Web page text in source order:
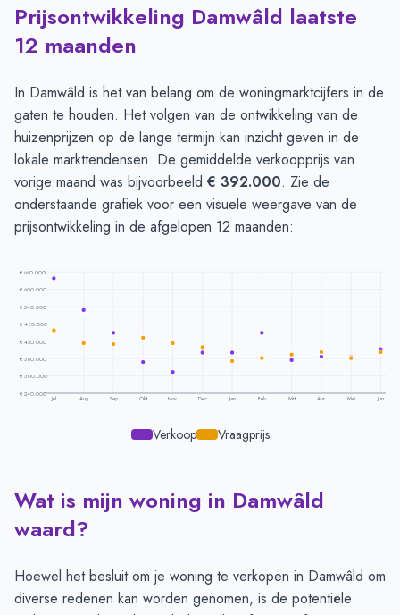
Huizenprijzen in Damwald per m2-Afgelopen 3 maanden (per
Type
Vraagprijs in euro's
Verkoopprijs in euro's
€ 4.215
Prijsontwikkeling Damwâld laatste
12 maanden
In Damwâld is het van belang om de woningmarktcijfers in de
gaten te houden. Het volgen van de ontwikkeling van de
huizenprijzen op de lange termijn kan inzicht geven in de
lokale markttendensen. De gemiddelde verkoopprijs van
vorige maand was bijvoorbeeld € 392.000. Zie de
onderstaande grafiek voor een visuele weergave van de
prijsontwikkeling in de afgelopen 12 maanden:
€ 660.000
€ 600.000
€ 540.000
€ 480.000
€ 420.000
€ 360.000
€ 300.000
€ 240.000
Jul Aug Sep Okt Nov Dec Jan Feb Mrt Apr Mei Jun
Verkoop Vraagprijs
Prijsontwikkeling per maand -Damwald
Vraagprijs
Verkoopprijs
Juli
Augustus
€ 413.500
September € 409.142 € 448.902
Wat is mijn woning in Damwâld
waard?
Hoewel het besluit om je woning te verkopen in Damwâld om
diverse redenen kan worden genomen, is de potentiële